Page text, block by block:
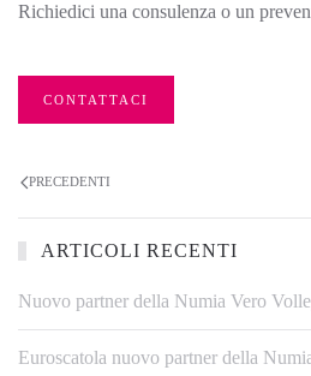
Richiedici una consulenza o un
CONTATTACI
PRECEDENTI
ARTICOLI RECENTI
Nuovo partner della Numia Vero
Euroscatola nuovo partner della